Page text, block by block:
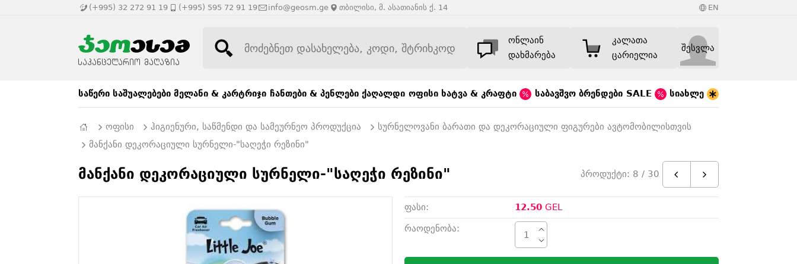
(+995) 32 272 91 19 (+995) 595 72 91 19 info@geosm.ge თბილისი, მ. ასათიანის ქ. 14 EN
ონლაინ
დახმარება
კალათა
ცარიელია
შესვლა
საწერი საშუალებები მელანი & კარტრიჯი ჩანთები & პენლები ქაღალდი ოფისი ხატვა & კრაფტი საბავშვო ბრენდები SALE სიახლე
ოფისი ჰიგიენური, საწმენდი და სამეურნეო პროდუქცია
სურნელოვანი ბარათი და დეკორაციული ფიგურები ავტომობილისთვის
მანქანი დეკორაციული სურნელი-"საღეჭი რეზინი"
მანქანი დეკორაციული სურნელი-"საღეჭი რეზინი" პროდუქტი: 8 / 30
ფასი: 12.50GEL
რაოდენობა: